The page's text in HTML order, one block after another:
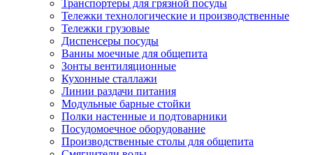
Транспортеры для грязной посуды
Тележки технологические и производственные
Тележки грузовые
Диспенсеры посуды
Ванны моечные для общепита
Зонты вентиляционные
Кухонные сталлажи
Линии раздачи питания
Модульные барные стойки
Полки настенные и подтоварники
Посудомоечное оборудование
Производственные столы для общепита